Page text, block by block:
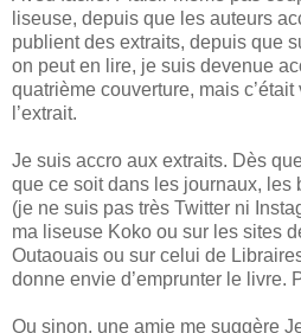
liseuse, depuis que les auteurs
publient des extraits, depuis que
on peut en lire, je suis devenue
quatrième couverture, mais c’était
l’extrait.
Je suis accro aux extraits. Dès
que ce soit dans les journaux, les
(je ne suis pas très Twitter ni
ma liseuse Koko ou sur les sites
Outaouais ou sur celui de
donne envie d’emprunter le livre.
Ou sinon, une amie me suggère